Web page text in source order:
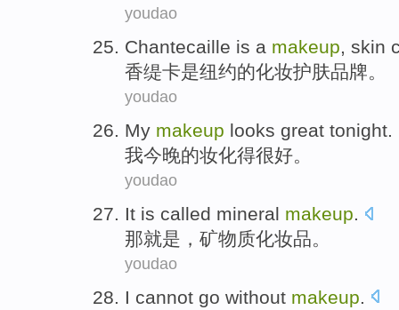
youdao
Chantecaille is a makeup, skin
香缇卡是纽约的化妆护肤品牌。
youdao
My makeup looks great tonight.
我今晚的妆化得很好。
youdao
It is called mineral makeup.
那就是 ， 矿物质化妆品。
youdao
I cannot go without makeup